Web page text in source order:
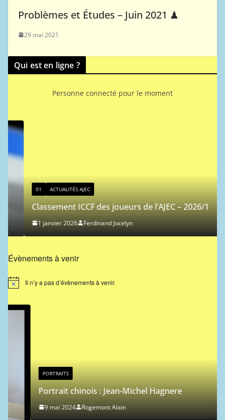
Problèmes et Études – Juin 2021 ♟
29 mai 2021
Qui est en ligne ?
Personne connecté pour le moment
ACTUALITÉS AJEC
Classement ICCF des joueurs de l’AJEC – 2026/1
1 janvier 2026 Ferdinand Jocelyn
Évènements à venir
N
i
Il n’y a pas d’évènements à venir.
PORTRAITS
Portrait chinois : Jean-Michel Hagnere
9 mai 2024 Rogemont Alain